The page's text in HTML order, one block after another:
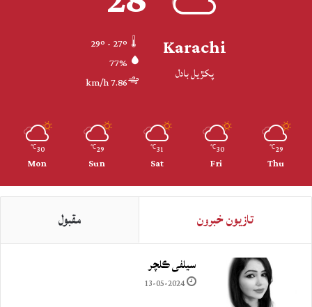
Karachi
پکڙيل بادل
77%
7.86 km/h
29
℃
Thu
30
℃
Fri
31
℃
Sat
29
℃
Sun
30
℃
Mon
تازيون خبرون مقبول
سيلفي ڪلچر
13-05-2024